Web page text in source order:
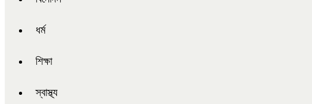
ধর্ম
শিক্ষা
স্বাস্থ্য